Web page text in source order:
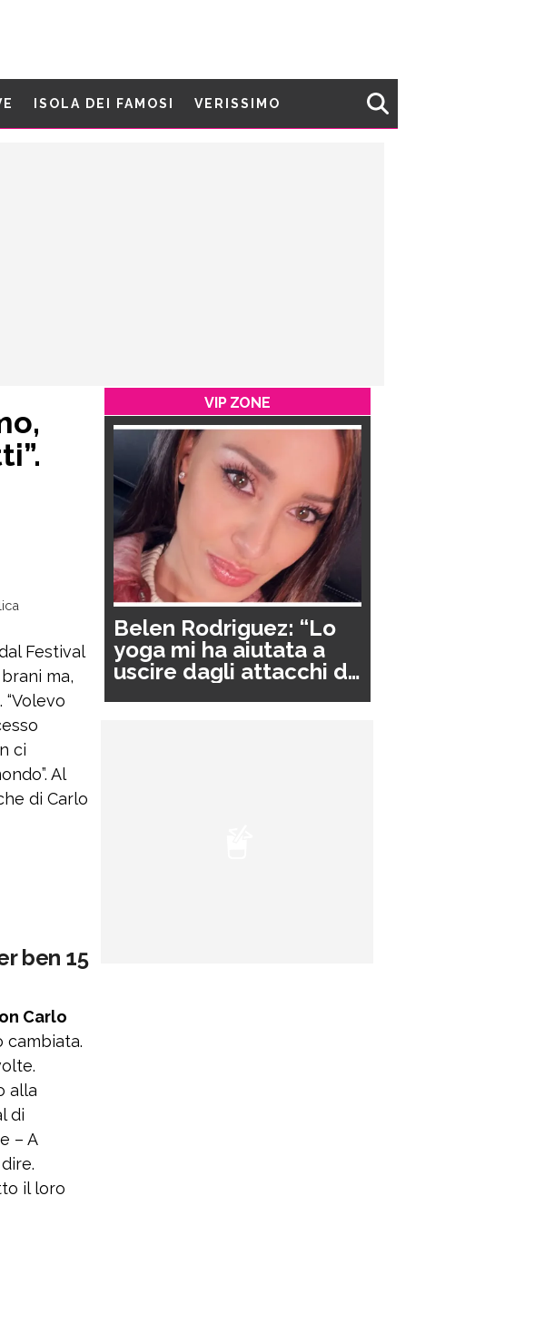
ISOLA DEI FAMOSI VERISSIMO
Festival
ma,
ci
Al
di Carlo
ben 15
Carlo
cambiata.
alla
di
– A
il loro
VIP ZONE
Belen Rodriguez: “Lo
yoga mi ha aiutata a
uscire dagli attacchi di